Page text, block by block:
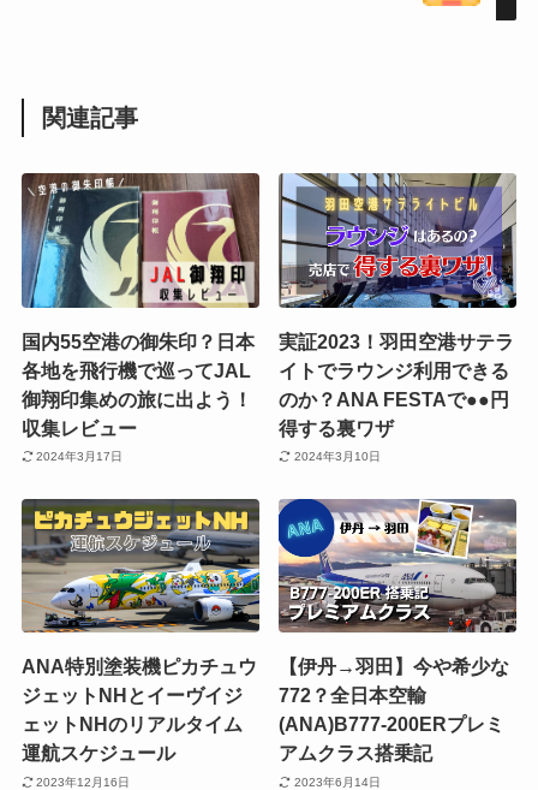
関連記事
国内55空港の御朱印？日本
各地を飛行機で巡ってJAL
御翔印集めの旅に出よう！
収集レビュー
2024年3月17日
実証2023！羽田空港サテラ
イトでラウンジ利用できる
のか？ANA FESTAで●●円
得する裏ワザ
2024年3月10日
ANA特別塗装機ピカチュウ
ジェットNHとイーヴイジ
ェットNHのリアルタイム
運航スケジュール
2023年12月16日
【伊丹→羽田】今や希少な
772？全日本空輸
(ANA)B777-200ERプレミ
アムクラス搭乗記
2023年6月14日